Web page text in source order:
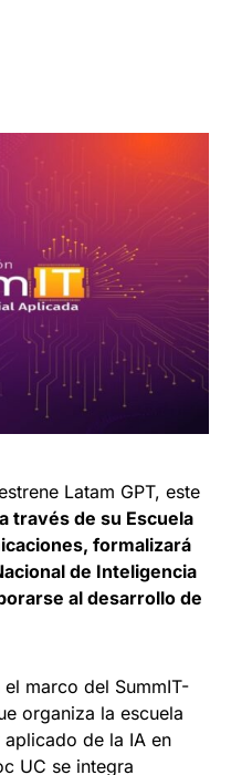
Latam GPT, este
través de su Escuela
formalizará
de Inteligencia
al desarrollo de
marco del SummIT-
organiza la escuela
de la IA en
UC se integra